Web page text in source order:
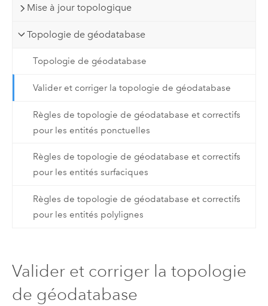
Mise à jour topologique
Topologie de géodatabase
Topologie de géodatabase
Valider et corriger la topologie de géodatabase
Règles de topologie de géodatabase et correctifs
pour les entités ponctuelles
Règles de topologie de géodatabase et correctifs
pour les entités surfaciques
Règles de topologie de géodatabase et correctifs
pour les entités polylignes
Valider et corriger la topologie
de géodatabase